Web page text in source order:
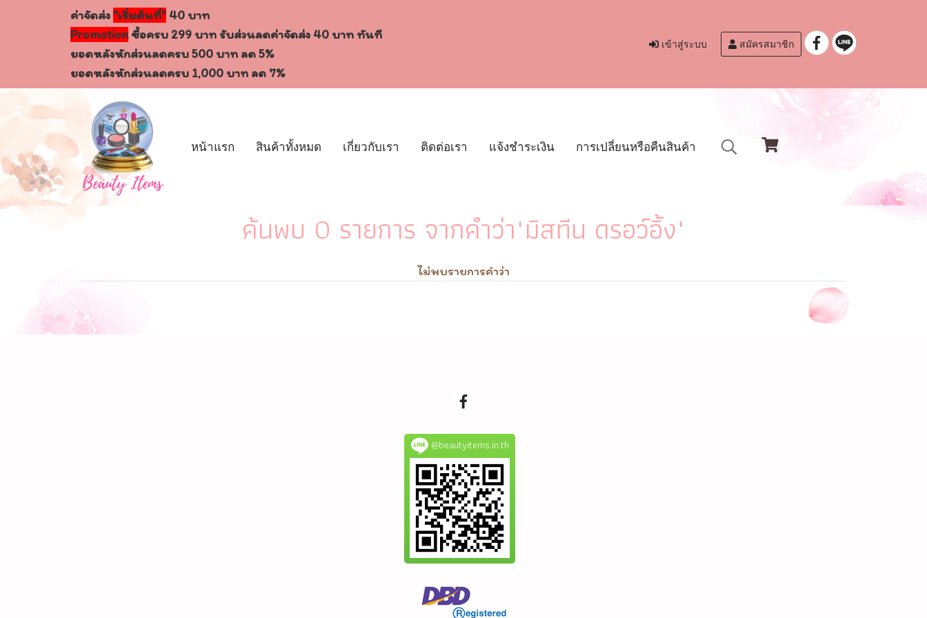
ค่าจัดส่ง "เริ่มต้นที่" 40 บาท
Promotionซื้อครบ 299 บาท รับส่วนลดค่าจัดส่ง 40 บาท ทันที
ยอดหลังหักส่วนลดครบ 500 บาท ลด 5%
ยอดหลังหักส่วนลดครบ 1,000 บาท ลด 7%
เข้าสู่ระบบ สมัครสมาชิก
หน้าแรก สินค้าทั้งหมด เกี่ยวกับเรา ติดต่อเรา แจ้งชำระเงิน การเปลี่ยนหรือคืนสินค้า
ค้นพบ 0 รายการ จากคำว่า"มิสทีน ดรอว์อิ้ง"
ไม่พบรายการคำว่า
@beautyitems.in.th